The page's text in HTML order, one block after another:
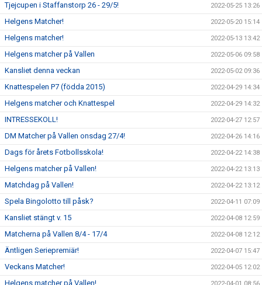
Tjejcupen i Staffanstorp 26 - 29/5! 2022-05-25 13:26
Helgens Matcher! 2022-05-20 15:14
Helgens matcher! 2022-05-13 13:42
Helgens matcher på Vallen 2022-05-06 09:58
Kansliet denna veckan 2022-05-02 09:36
Knattespelen P7 (födda 2015) 2022-04-29 14:34
Helgens matcher och Knattespel 2022-04-29 14:32
INTRESSEKOLL! 2022-04-27 12:57
DM Matcher på Vallen onsdag 27/4! 2022-04-26 14:16
Dags för årets Fotbollsskola! 2022-04-22 14:38
Helgens matcher på Vallen! 2022-04-22 13:13
Matchdag på Vallen! 2022-04-22 13:12
Spela Bingolotto till påsk? 2022-04-11 07:09
Kansliet stängt v. 15 2022-04-08 12:59
Matcherna på Vallen 8/4 - 17/4 2022-04-08 12:12
Äntligen Seriepremiär! 2022-04-07 15:47
Veckans Matcher! 2022-04-05 12:02
Helgens matcher på Vallen!